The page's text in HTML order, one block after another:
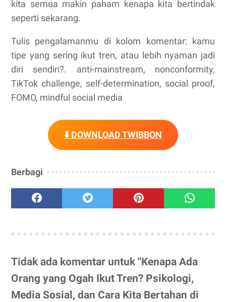
kita semua makin paham kenapa kita bertindak
seperti sekarang.
Tulis pengalamanmu di kolom komentar: kamu
tipe yang sering ikut tren, atau lebih nyaman jadi
diri sendiri?. anti-mainstream, nonconformity,
TikTok challenge, self-determination, social proof,
FOMO, mindful social media
⬇️ DOWNLOAD TWIBBON
Berbagi
Tidak ada komentar untuk "Kenapa Ada
Orang yang Ogah Ikut Tren? Psikologi,
Media Sosial, dan Cara Kita Bertahan di